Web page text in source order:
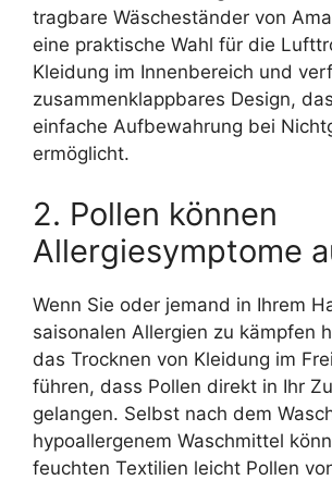
tragbare Wäscheständer von
eine praktische Wahl für die
Kleidung im Innenbereich und
zusammenklappbares Design,
einfache Aufbewahrung bei
ermöglicht.
2. Pollen können
Allergiesymptome
Wenn Sie oder jemand in Ihrem
saisonalen Allergien zu kämpfen
das Trocknen von Kleidung im
führen, dass Pollen direkt in Ihr
gelangen. Selbst nach dem
hypoallergenem Waschmittel
feuchten Textilien leicht Pollen